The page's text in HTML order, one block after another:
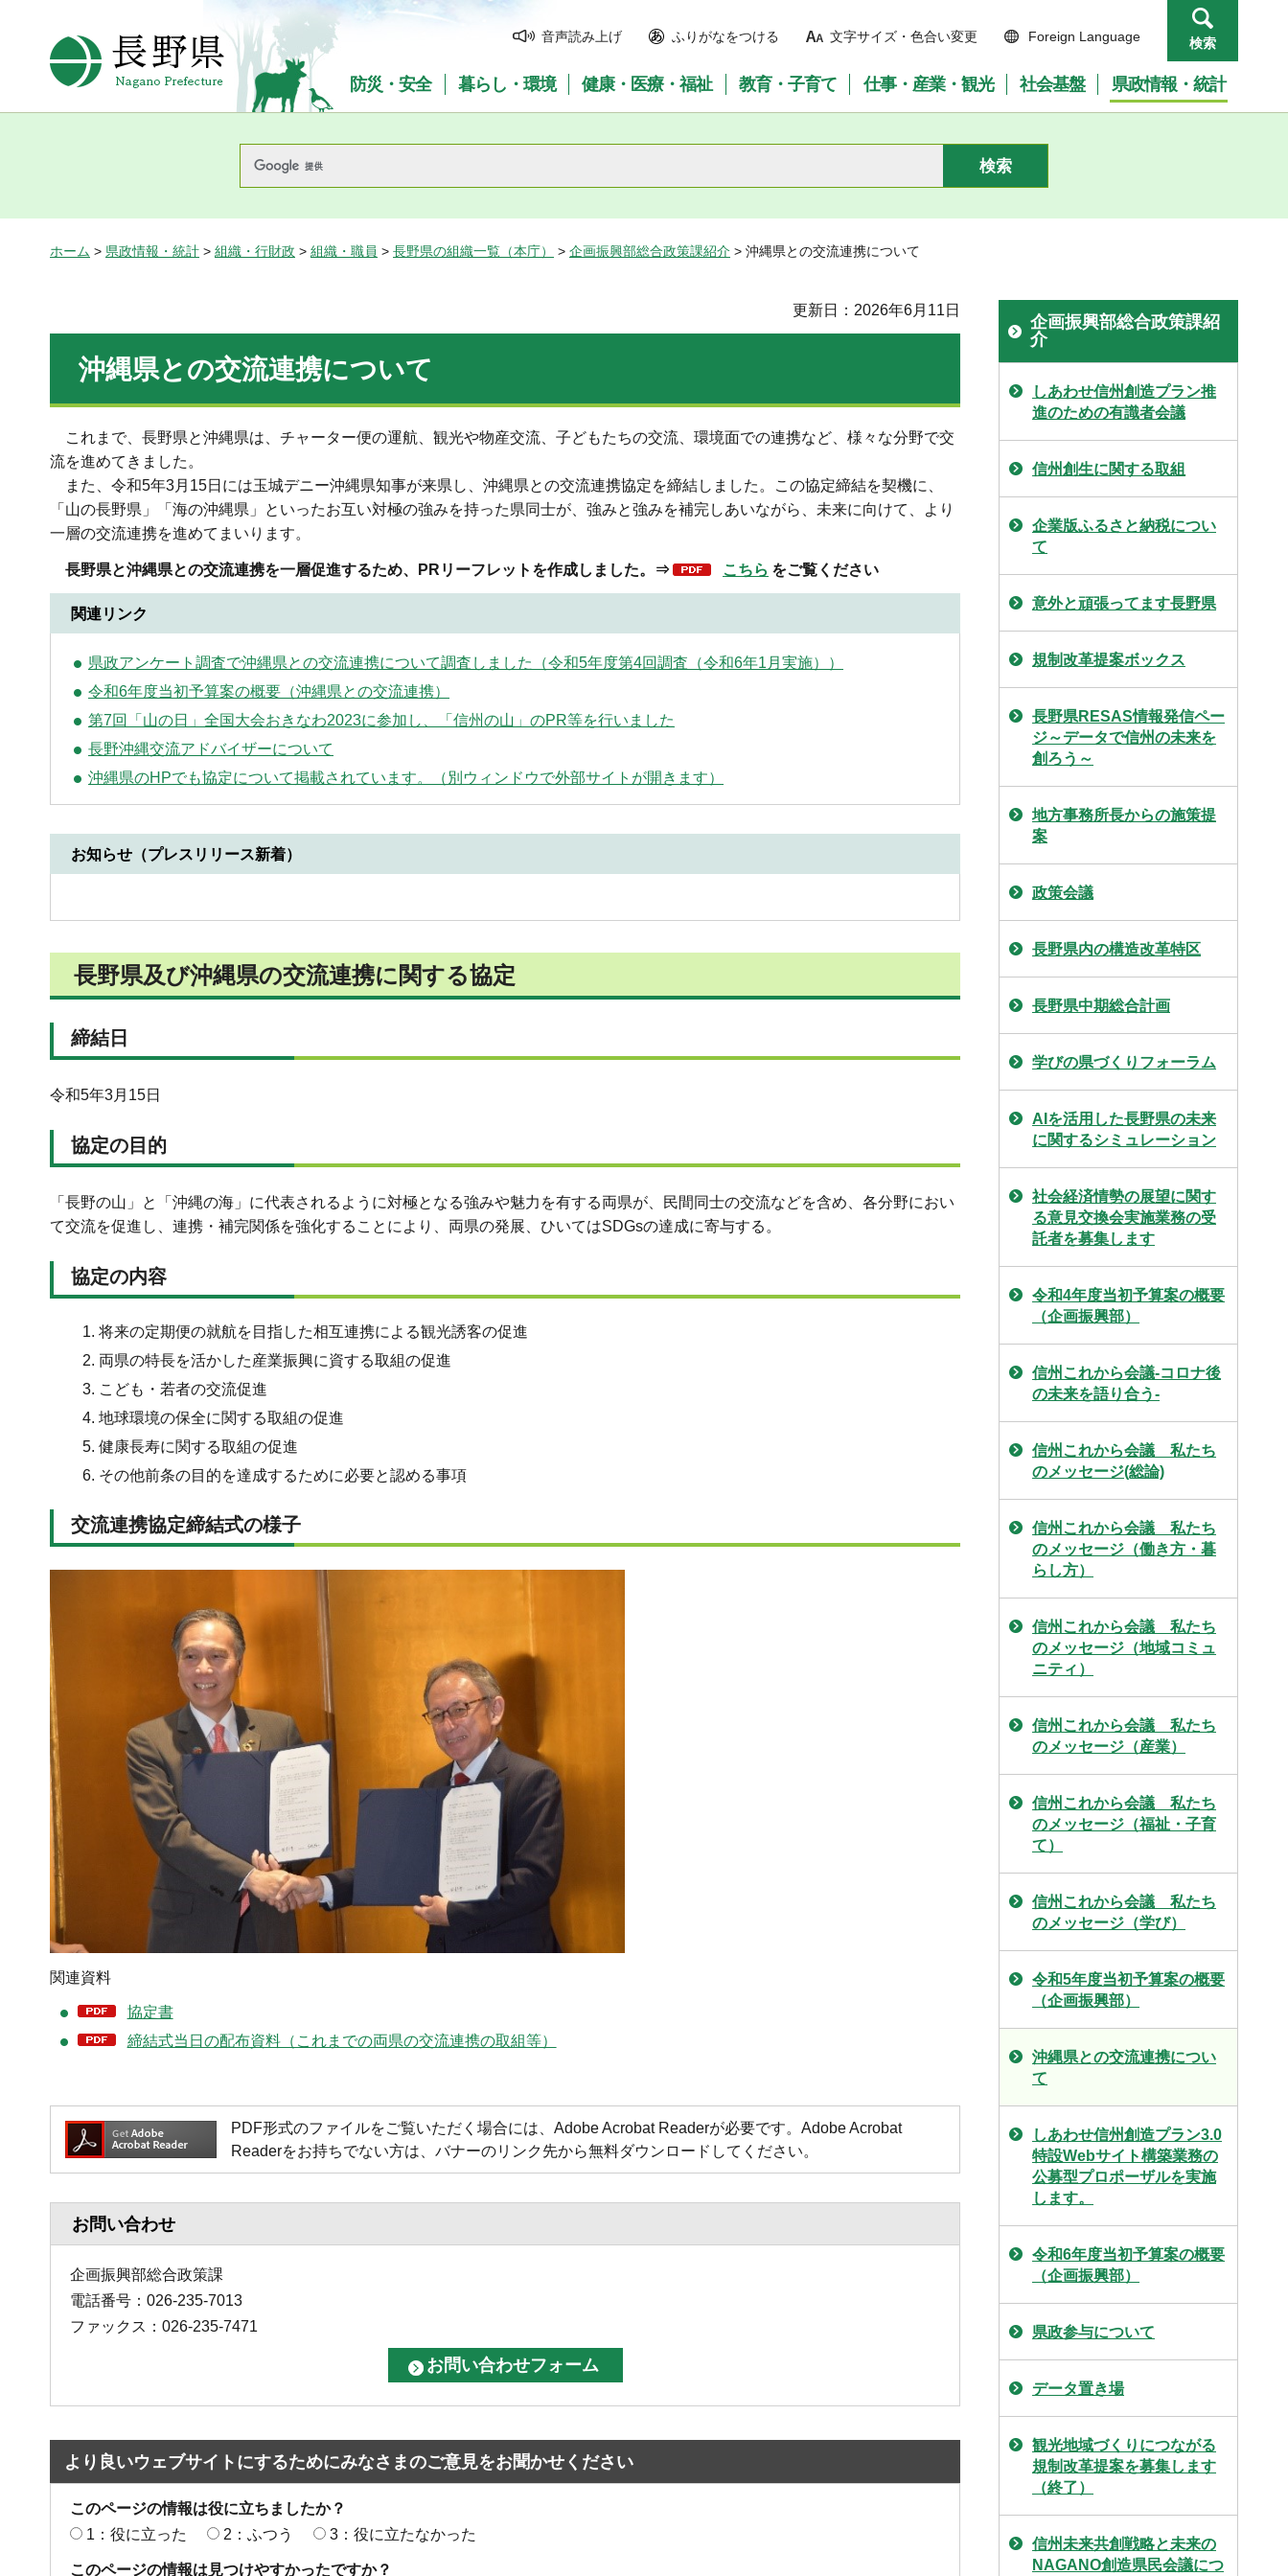
長野県Nagano Prefecture
音声読み上げ ふりがなをつける 文字サイズ・色合い変更 Foreign Language 検索
防災・安全 暮らし・環境 健康・医療・福祉 教育・子育て 仕事・産業・観光 社会基盤 県政情報・統計
ホーム > 県政情報・統計 > 組織・行財政 > 組織・職員 > 長野県の組織一覧（本庁） > 企画振興部総合政策課紹介 > 沖縄県との交流連携について
更新日：2026年6月11日
沖縄県との交流連携について
これまで、長野県と沖縄県は、チャーター便の運航、観光や物産交流、子どもたちの交流、環境面での連携など、様々な分野で交
流を進めてきました。
また、令和5年3月15日には玉城デニー沖縄県知事が来県し、沖縄県との交流連携協定を締結しました。この協定締結を契機に、
「山の長野県」「海の沖縄県」といったお互い対極の強みを持った県同士が、強みと強みを補完しあいながら、未来に向けて、より
一層の交流連携を進めてまいります。
長野県と沖縄県との交流連携を一層促進するため、PRリーフレットを作成しました。⇒ こちら をご覧ください
関連リンク
県政アンケート調査で沖縄県との交流連携について調査しました（令和5年度第4回調査（令和6年1月実施））
令和6年度当初予算案の概要（沖縄県との交流連携）
第7回「山の日」全国大会おきなわ2023に参加し、「信州の山」のPR等を行いました
長野沖縄交流アドバイザーについて
沖縄県のHPでも協定について掲載されています。（別ウィンドウで外部サイトが開きます）
お知らせ（プレスリリース新着）
長野県及び沖縄県の交流連携に関する協定
締結日
令和5年3月15日
協定の目的
「長野の山」と「沖縄の海」に代表されるように対極となる強みや魅力を有する両県が、民間同士の交流などを含め、各分野におい
て交流を促進し、連携・補完関係を強化することにより、両県の発展、ひいてはSDGsの達成に寄与する。
協定の内容
将来の定期便の就航を目指した相互連携による観光誘客の促進
両県の特長を活かした産業振興に資する取組の促進
こども・若者の交流促進
地球環境の保全に関する取組の促進
健康長寿に関する取組の促進
その他前条の目的を達成するために必要と認める事項
交流連携協定締結式の様子
関連資料
協定書
締結式当日の配布資料（これまでの両県の交流連携の取組等）
PDF形式のファイルをご覧いただく場合には、Adobe Acrobat Readerが必要です。Adobe Acrobat
Readerをお持ちでない方は、バナーのリンク先から無料ダウンロードしてください。
お問い合わせ
企画振興部総合政策課
電話番号：026-235-7013
ファックス：026-235-7471
より良いウェブサイトにするためにみなさまのご意見をお聞かせください
このページの情報は役に立ちましたか？
1：役に立った
2：ふつう 3：役に立たなかった
このページの情報は見つけやすかったですか？
企画振興部総合政策課紹
介
しあわせ信州創造プラン推
進のための有識者会議
信州創生に関する取組
企業版ふるさと納税につい
て
意外と頑張ってます長野県
規制改革提案ボックス
長野県RESAS情報発信ペー
ジ～データで信州の未来を
創ろう～
地方事務所長からの施策提
案
政策会議
長野県内の構造改革特区
長野県中期総合計画
学びの県づくりフォーラム
AIを活用した長野県の未来
に関するシミュレーション
社会経済情勢の展望に関す
る意見交換会実施業務の受
託者を募集します
令和4年度当初予算案の概要
（企画振興部）
信州これから会議-コロナ後
の未来を語り合う-
信州これから会議 私たち
のメッセージ(総論)
信州これから会議 私たち
のメッセージ（働き方・暮
らし方）
信州これから会議 私たち
のメッセージ（地域コミュ
ニティ）
信州これから会議 私たち
のメッセージ（産業）
信州これから会議 私たち
のメッセージ（福祉・子育
て）
信州これから会議 私たち
のメッセージ（学び）
令和5年度当初予算案の概要
（企画振興部）
沖縄県との交流連携につい
て
しあわせ信州創造プラン3.0
特設Webサイト構築業務の
公募型プロポーザルを実施
します。
令和6年度当初予算案の概要
（企画振興部）
県政参与について
データ置き場
観光地域づくりにつながる
規制改革提案を募集します
（終了）
信州未来共創戦略と未来の
NAGANO創造県民会議につ